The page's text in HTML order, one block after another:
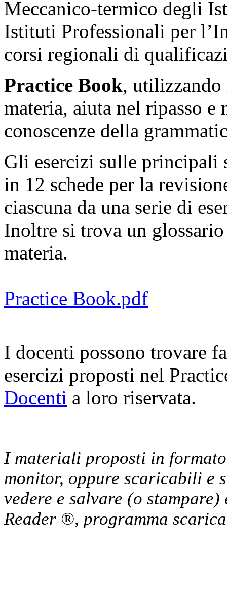
Meccanico-termico degli
Istituti Professionali per
corsi regionali di
Practice Book,
materia, aiuta nel ripasso
conoscenze della
Gli esercizi sulle
in 12 schede per la
ciascuna da una serie di
Inoltre si trova un
materia.
Practice Book.pdf
I docenti possono trovare
esercizi proposti nel
Docenti a loro riservata.
I materiali proposti in
monitor, oppure scaricabili e
vedere e salvare (o
Reader ®, programma